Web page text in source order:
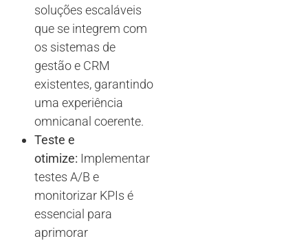
soluções escaláveis
que se integrem com
os sistemas de
gestão e CRM
existentes, garantindo
uma experiência
omnicanal coerente.
Teste e
otimize: Implementar
testes A/B e
monitorizar KPIs é
essencial para
aprimorar